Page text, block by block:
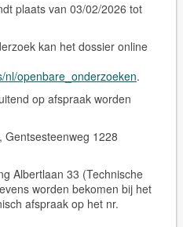
plaats van 03/02/2026 tot
kan het dossier online
nl/openbare_onderzoeken.
op afspraakworden
Gentsesteenweg 1228
Albertlaan 33 (Technische
worden bekomen bij het
afspraak op het nr.